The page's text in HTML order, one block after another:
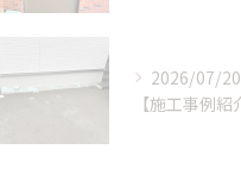
2026/07/20